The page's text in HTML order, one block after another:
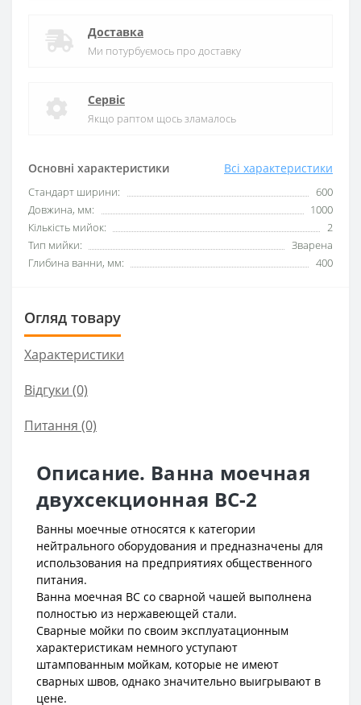
Основні характеристики Всі характеристики
Стандарт ширини:
600
Довжина, мм:
1000
Кількість мийок:
2
Тип мийки:
Зварена
Глибина ванни, мм:
400
Доставка
Ми потурбуємось про доставку
Сервіс
Якщо раптом щось зламалось
Огляд товару
Характеристики
Відгуки (0)
Питання (0)
Описание. Ванна моечная
двухсекционная ВС-2
Ванны моечные относятся к категории
нейтрального оборудования и предназначены для
использования на предприятиях общественного
питания.
Ванна моечная ВС со сварной чашей выполнена
полностью из нержавеющей стали.
Сварные мойки по своим эксплуатационным
характеристикам немного уступают
штампованным мойкам, которые не имеют
сварных швов, однако значительно выигрывают в
цене.